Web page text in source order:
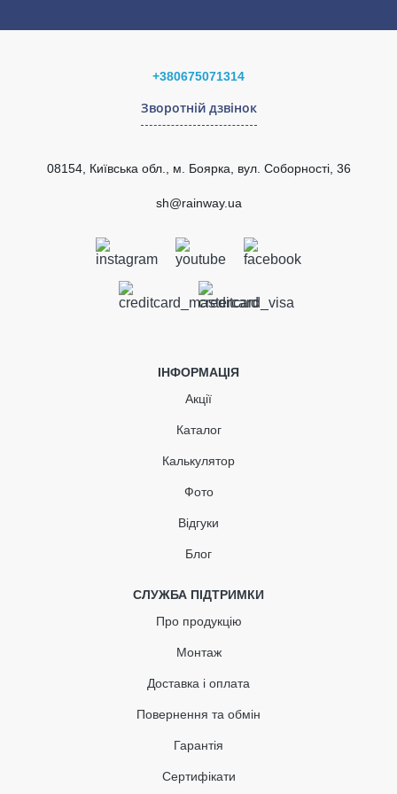
Сертифіковано
ВІДПРАВИТИ
Кут ринви зовнішній
110°-170° (RAINWAY 90),
Кількість
-15% Знижка
716.53 грн
+380675071314
Зворотній дзвінок
08154, Київська обл., м. Боярка, вул. Соборності, 36
sh@rainway.ua
ІНФОРМАЦІЯ
Акції
Каталог
Калькулятор
Фото
Відгуки
Блог
СЛУЖБА ПІДТРИМКИ
Про продукцію
Монтаж
Доставка і оплата
Повернення та обмін
Гарантія
Сертифікати